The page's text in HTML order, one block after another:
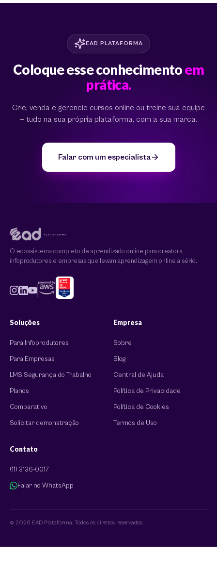
EAD PLATAFORMA
Coloque esse conhecimentoem
prática.
Crie, venda e gerencie cursos online ou treine sua equipe
— tudo na sua própria plataforma, com a sua marca.
Falar com um especialista
O ecossistema completo de aprendizado online para creators,
infoprodutores e empresas que levam aprendizagem online a sério.
Soluções
Para Infoprodutores
Para Empresas
LMS Segurança do Trabalho
Planos
Comparativo
Solicitar demonstração
Empresa
Sobre
Blog
Central de Ajuda
Política de Privacidade
Política de Cookies
Termos de Uso
Contato
(11) 3136-0017
Falar no WhatsApp
© 2026 EAD Plataforma. Todos os direitos reservados.